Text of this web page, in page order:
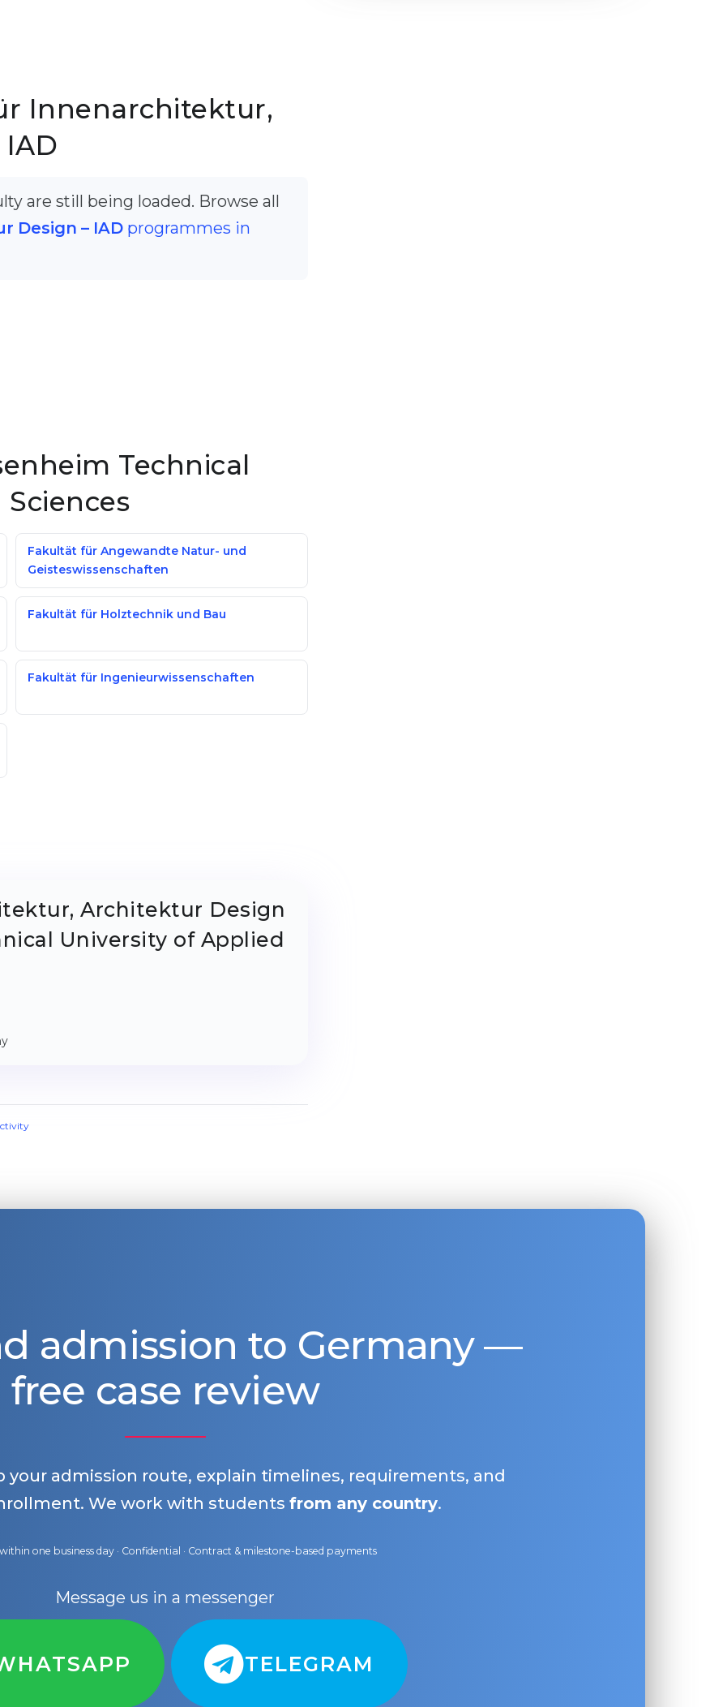
Innenarchitektur,
are still being loaded. Browse all
Design – IAD programmes in
Technical
Fakultät für Angewandte Natur- und
Geisteswissenschaften
Fakultät für Holztechnik und Bau
Fakultät für Ingenieurwissenschaften
Architektur Design
University of Applied
admission to Germany —
free case review
your admission route, explain timelines, requirements, and
We work with studentsfrom any country.
one business day · Confidential · Contract & milestone-based payments
Message us in a messenger
TELEGRAM